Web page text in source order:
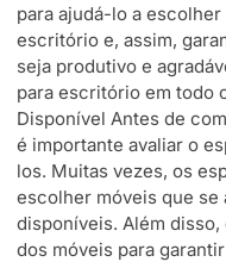
para ajudá-lo a
escritório e, assim,
seja produtivo e
para escritório em todo
Disponível Antes de
é importante avaliar o
los. Muitas vezes, os
escolher móveis que se
disponíveis. Além
dos móveis para